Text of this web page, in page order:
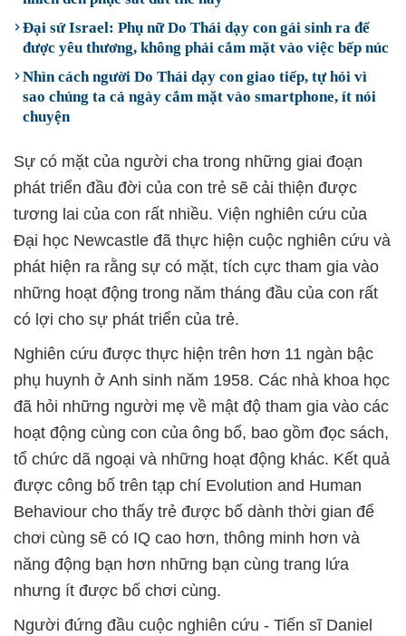
Đại sứ Israel: Phụ nữ Do Thái dạy con gái sinh ra để
được yêu thương, không phải cắm mặt vào việc bếp núc
Nhìn cách người Do Thái dạy con giao tiếp, tự hỏi vì
sao chúng ta cả ngày cắm mặt vào smartphone, ít nói
chuyện
Sự có mặt của người cha trong những giai đoạn
phát triển đầu đời của con trẻ sẽ cải thiện được
tương lai của con rất nhiều. Viện nghiên cứu của
Đại học Newcastle đã thực hiện cuộc nghiên cứu và
phát hiện ra rằng sự có mặt, tích cực tham gia vào
những hoạt động trong năm tháng đầu của con rất
có lợi cho sự phát triển của trẻ.
Nghiên cứu được thực hiện trên hơn 11 ngàn bậc
phụ huynh ở Anh sinh năm 1958. Các nhà khoa học
đã hỏi những người mẹ về mật độ tham gia vào các
hoạt động cùng con của ông bố, bao gồm đọc sách,
tổ chức dã ngoại và những hoạt động khác. Kết quả
được công bố trên tạp chí Evolution and Human
Behaviour cho thấy trẻ được bố dành thời gian để
chơi cùng sẽ có IQ cao hơn, thông minh hơn và
năng động bạn hơn những bạn cùng trang lứa
nhưng ít được bố chơi cùng.
Người đứng đầu cuộc nghiên cứu - Tiến sĩ Daniel